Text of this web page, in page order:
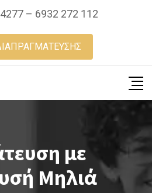
– 6932 272 112
με
Μηλιά